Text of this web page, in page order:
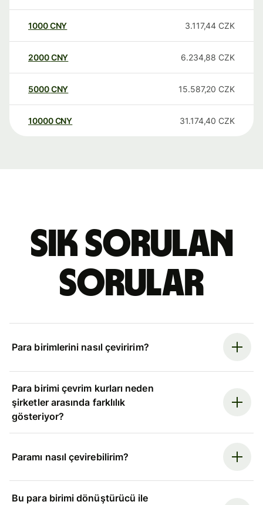
1000CNY 3.117,44 CZK
2000CNY 6.234,88 CZK
5000CNY 15.587,20 CZK
10000 CNY 31.174,40 CZK
Sık sorulan
sorular
Para birimlerini nasıl çeviririm?
Para birimi çevrim kurları neden
şirketler arasında farklılık
gösteriyor?
Paramı nasıl çevirebilirim?
Bu para birimi dönüştürücü ile